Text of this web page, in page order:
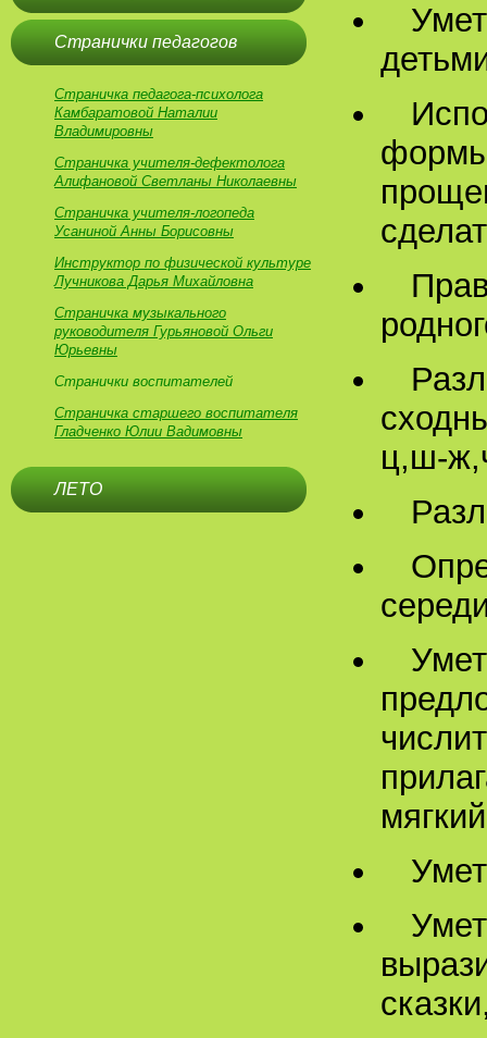
Странички педагогов
Страничка педагога-психолога
Камбаратовой Наталии
Владимировны
Страничка учителя-дефектолога
Алифановой Светланы Николаевны
Страничка учителя-логопеда
Усаниной Анны Борисовны
Инструктор по физической культуре
Лучникова Дарья Михайловна
Страничка музыкального
руководителя Гурьяновой Ольги
Юрьевны
Странички воспитателей
Страничка старшего воспитателя
Гладченко Юлии Вадимовны
ЛЕТО
формы
ц,ш-